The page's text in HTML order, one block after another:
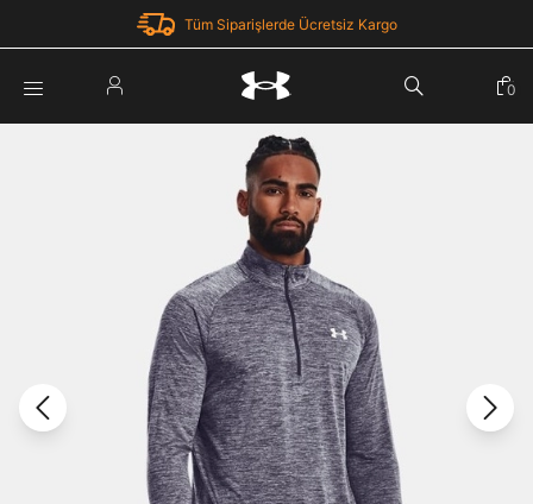
Tüm Siparişlerde Ücretsiz Kargo
Şifremi Unuttum
Giriş Yap
Under Armour'da yeni misiniz?Kayıt Ol
0
Parola Yenileme
Parolayı Yenile
Giriş Sayfasına Dön
Zaten hesabın var mı? Giriş yap